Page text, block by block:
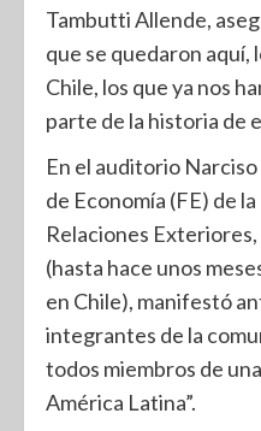
Tambutti Allende,
que se quedaron aquí,
Chile, los que ya nos
parte de la historia de
En el auditorio
de Economía (FE) de
Relaciones
(hasta hace unos
en Chile), manifestó
integrantes de la
todos miembros de
América Latina”.